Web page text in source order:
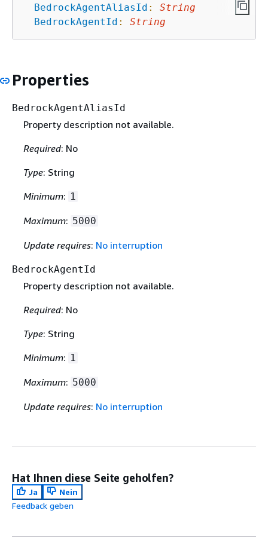
BedrockAgentAliasId :
String
BedrockAgentId : String
Properties
BedrockAgentAliasId
Property description not available.
Required: No
Type: String
Minimum: 1
Maximum: 5000
Update requires: No interruption
BedrockAgentId
Property description not available.
Required: No
Type: String
Minimum: 1
Maximum: 5000
Update requires: No interruption
Hat Ihnen diese Seite geholfen?
Ja
Nein
Feedback geben